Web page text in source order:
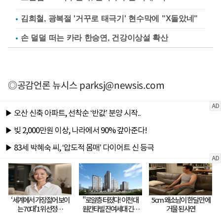
김희철, 광복절 '거꾸로 태극기' 현수막에 "X돌았네"
손 덜덜 떠는 카라 한승연, 건강이상설 확산
◎공감언론 뉴시스parksj@newsis.com